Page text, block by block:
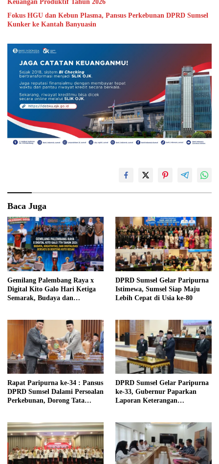
Keuangan Produktif Tahun 2026
Fokus HGU dan Kebun Plasma, Pansus Perkebunan DPRD Sumsel
Kunker ke Kantah Banyuasin
Baca Juga
Gemilang Palembang Raya x
Digital Kito Galo Hari Ketiga
Semarak, Budaya dan
DPRD Sumsel Gelar Paripurna
Istimewa, Sumsel Siap Maju
Lebih Cepat di Usia ke-80
Rapat Paripurna ke-34 : Pansus
DPRD Sumsel Dalami Persoalan
Perkebunan, Dorong Tata
DPRD Sumsel Gelar Paripurna
ke-33, Gubernur Paparkan
Laporan Keterangan